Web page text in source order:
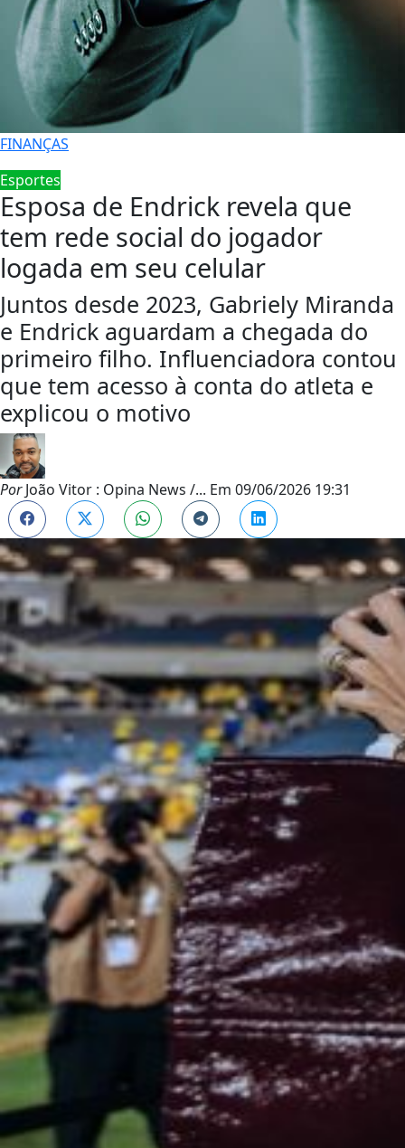
FINANÇAS
Esportes
Esposa de Endrick revela que
tem rede social do jogador
logada em seu celular
Juntos desde 2023, Gabriely Miranda
e Endrick aguardam a chegada do
primeiro filho. Influenciadora contou
que tem acesso à conta do atleta e
explicou o motivo
PorJoão Vitor : Opina News /... Em 09/06/2026 19:31